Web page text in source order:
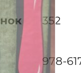
352
978-